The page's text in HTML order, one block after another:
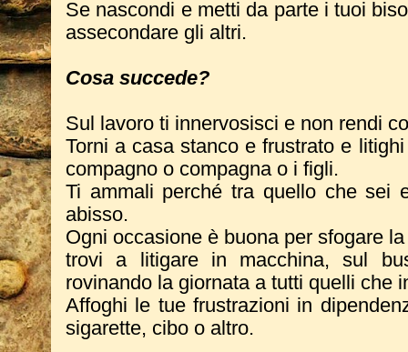
Se nascondi e metti da parte i tuoi
assecondare gli altri.
Cosa succede?
Sul lavoro ti innervosisci e non rendi
Torni a casa stanco e frustrato e
compagno o compagna o i figli.
Ti ammali perché tra quello che sei
abisso.
Ogni occasione è buona per sfogare
trovi a litigare in macchina, sul
rovinando la giornata a tutti quelli che
Affoghi le tue frustrazioni in
sigarette, cibo o altro.